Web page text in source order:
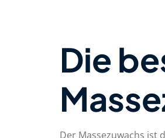
Die
Der Massezuwachs ist